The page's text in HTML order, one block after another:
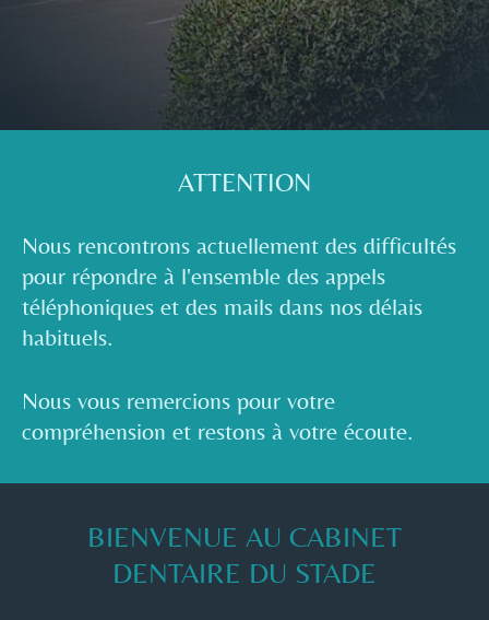
ATTENTION
Nous rencontrons actuellement des difficultés
pour répondre à l'ensemble des appels
téléphoniques et des mails dans nos délais
habituels.
Nous vous remercions pour votre
compréhension et restons à votre écoute.
BIENVENUE AU CABINET
DENTAIRE DU STADE